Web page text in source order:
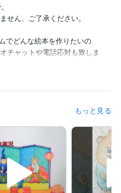
せん、ご了承ください。
でどんな絵本を作りたいの
チャットや電話応対も致しま
をお伝えください。
様のご要望もお聞きいたし
作に入ります。
心を込めてお作りします。
時間を頂戴いたします。
前後しますので、その目安は
。絵本が完成しましたら、ご
もっと見る